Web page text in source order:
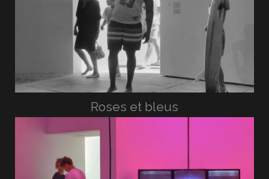
Roses et bleus